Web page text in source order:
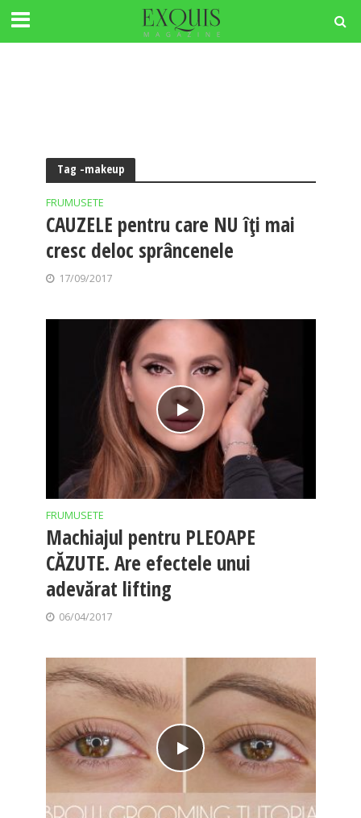
Tag -makeup
FRUMUSETE
CAUZELE pentru care NU îţi mai
cresc deloc sprâncenele
17/09/2017
FRUMUSETE
Machiajul pentru PLEOAPE
CĂZUTE. Are efectele unui
adevărat lifting
06/04/2017